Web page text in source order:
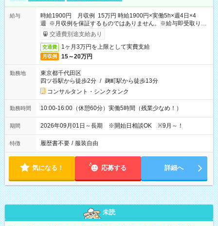
給与
時給1900円 月収例 15万円 時給1900円×実働5h×週4日×4
週 ※月収例を保証するものではありません。※給与即受取りサ
ービス利用可（利用条件有）
交通費別途支給あり
交通費 1ヶ月3万円を上限として実費支給
月収例 15～20万円
勤務地
東京都千代田区
四ツ谷駅から徒歩2分 / 麹町駅から徒歩13分
コンサルタント・シンクタンク
勤務時間 10:00-16:00（休憩60分）実働5時間（残業少なめ！）
期間 2026年09月01日～長期 ※開始日相談OK ※9月～！
特徴 履歴書不要 / 服装自由
気になる！ 応募する 詳細へ
未読